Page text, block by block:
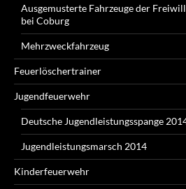
Ausgemusterte Fahrzeuge der
bei Coburg
Mehrzweckfahrzeug
Feuerlöschertrainer
Jugendfeuerwehr
Deutsche Jugendleistungsspange
Jugendleistungsmarsch 2014
Kinderfeuerwehr